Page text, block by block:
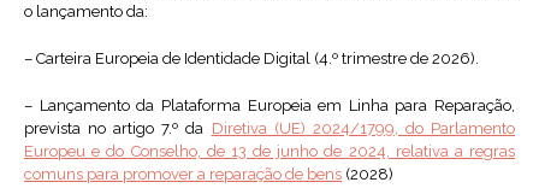
o lançamento da:
– Carteira Europeia de Identidade Digital (4.º trimestre de 2026).
– Lançamento da Plataforma Europeia em Linha para Reparação,
prevista no artigo 7.º da Diretiva (UE) 2024/1799, do Parlamento
Europeu e do Conselho, de 13 de junho de 2024, relativa a regras
comuns para promover a reparação de bens (2028)